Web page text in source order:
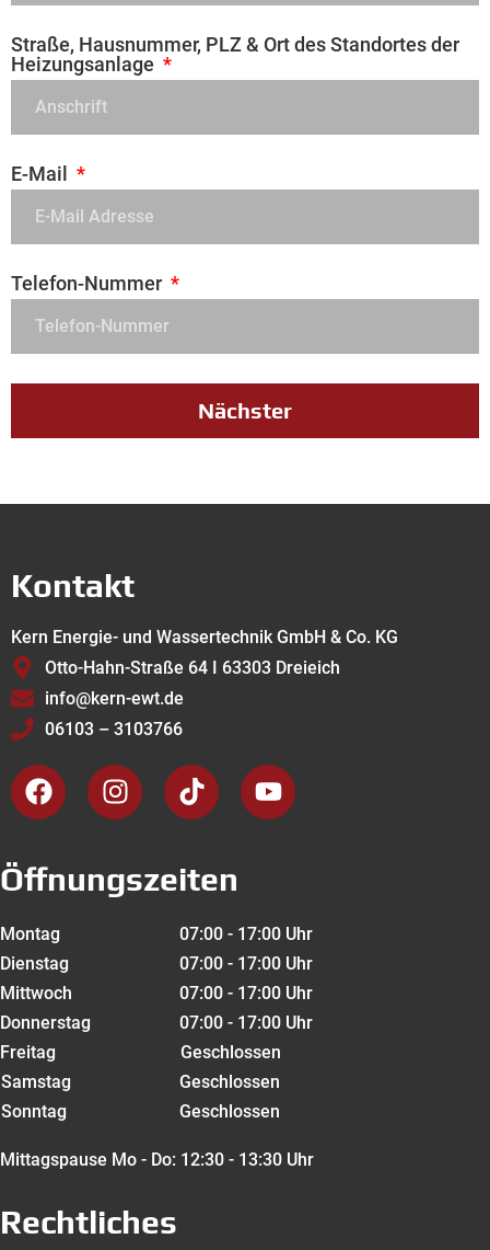
Straße, Hausnummer, PLZ & Ort des Standortes der
Heizungsanlage
E-Mail
Telefon-Nummer
Nächster
Kontakt
Kern Energie- und Wassertechnik GmbH & Co. KG
Otto-Hahn-Straße 64 I 63303 Dreieich
info@kern-ewt.de
06103 – 3103766
Öffnungszeiten
Montag
07:00 - 17:00 Uhr
Dienstag
07:00 - 17:00 Uhr
Mittwoch
07:00 - 17:00 Uhr
Donnerstag
07:00 - 17:00 Uhr
Freitag
Geschlossen
Samstag
Geschlossen
Sonntag
Geschlossen
Mittagspause Mo - Do: 12:30 - 13:30 Uhr
Rechtliches